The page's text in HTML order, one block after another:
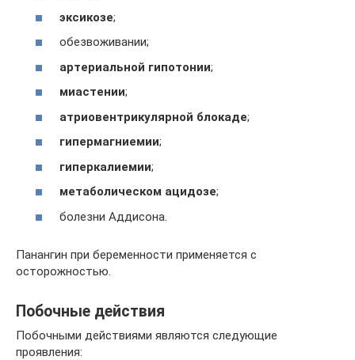
эксикозе;
обезвоживании;
артериальной гипотонии;
миастении;
атриовентрикулярной блокаде;
гипермагниемии;
гиперкалиемии;
метаболическом ацидозе;
болезни Аддисона.
Панангин при беременности применяется с
осторожностью.
Побочные действия
Побочными действиями являются следующие
проявления: